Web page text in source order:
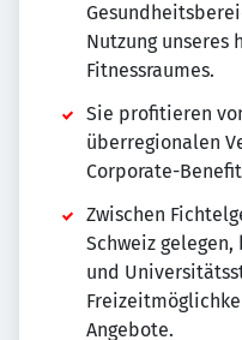
Nutzung unseres
Fitnessraumes.
Sie profitieren
überregionalen
Corporate-
Zwischen
Schweiz
und
Angebote.